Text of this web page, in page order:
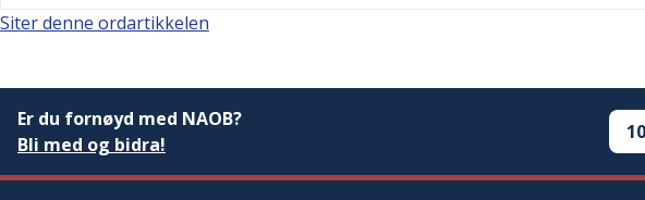
Siter denne ordartikkelen
Er du fornøyd med NAOB?
Bli med og bidra!